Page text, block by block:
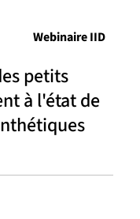
petits
à l'état de
Webinaire IID